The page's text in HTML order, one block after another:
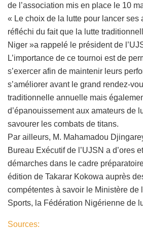
de l’association mis en place le 10
« Le choix de la lutte pour lancer ses
réfléchi du fait que la lutte
Niger »a rappelé le président de
L’importance de ce tournoi est de
s’exercer afin de maintenir leurs
s’améliorer avant le grand rendez-
traditionnelle annuelle mais
d’épanouissement aux amateurs de
savourer les combats de titans.
Par ailleurs, M. Mahamadou
Bureau Exécutif de l’UJSN a d’ores
démarches dans le cadre
édition de Takarar Kokowa auprès
compétentes à savoir le Ministère de
Sports, la Fédération Nigérienne de
Sources: